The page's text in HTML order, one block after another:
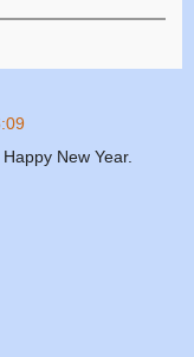
New Year.